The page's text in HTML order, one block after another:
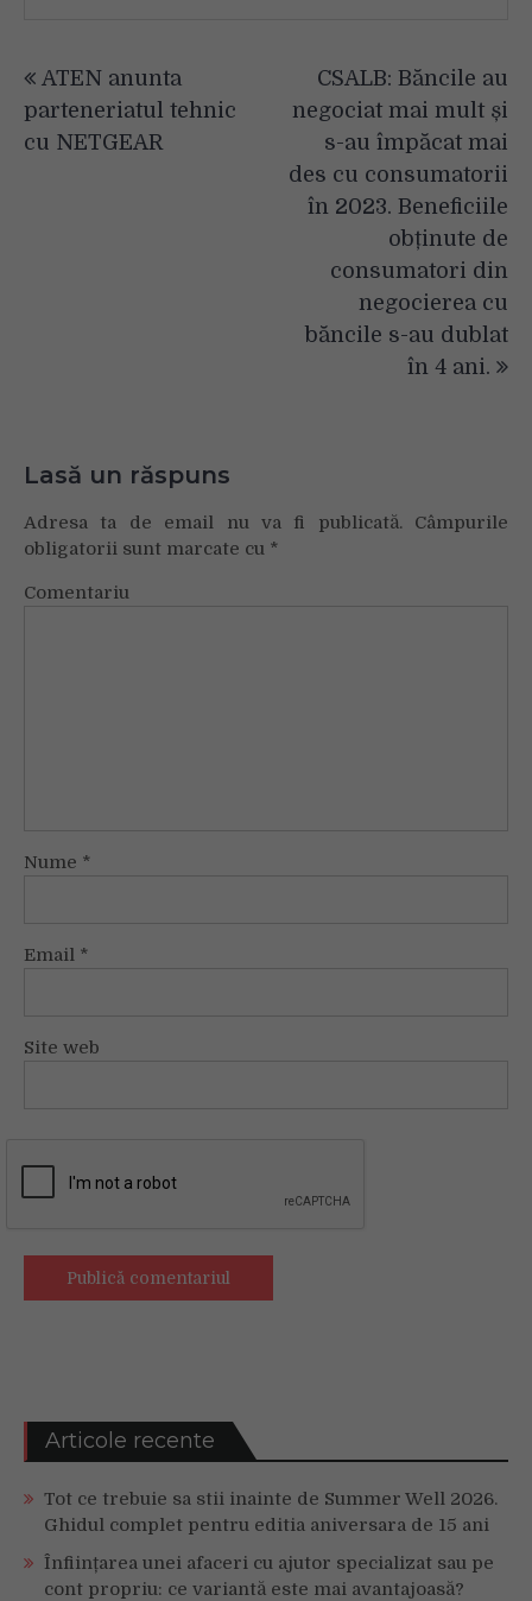
în
articole
ATEN anunta
parteneriatul tehnic
cu NETGEAR
CSALB: Băncile au
negociat mai mult și
s-au împăcat mai
des cu consumatorii
în 2023. Beneficiile
obținute de
consumatori din
negocierea cu
băncile s-au dublat
în 4 ani.
Lasă un răspuns
Adresa ta de email nu va fi publicată.Câmpurile
obligatorii sunt marcate cu *
Comentariu
Nume *
Email *
Site web
Articole recente
Tot ce trebuie sa stii inainte de Summer Well 2026.
Ghidul complet pentru editia aniversara de 15 ani
Înființarea unei afaceri cu ajutor specializat sau pe
cont propriu: ce variantă este mai avantajoasă?